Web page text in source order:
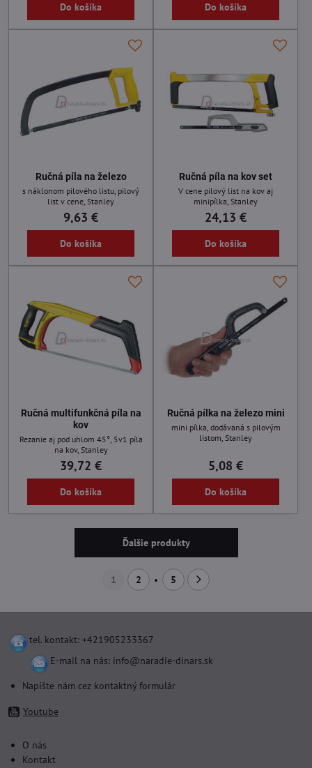
Do košíka Do košíka
Ručná píla na železo
s náklonom pilového listu, pilový
list v cene, Stanley
9,63 €
Do košíka
Ručná píla na kov set
V cene pilový list na kov aj
minipílka, Stanley
24,13 €
Do košíka
Ručná multifunkčná píla na
kov
Rezanie aj pod uhlom 45°, 5v1 píla
na kov, Stanley
39,72 €
Do košíka
Ručná pílka na železo mini
mini pílka, dodávaná s pilovým
listom, Stanley
5,08 €
Do košíka
Ďalšie produkty
1 2 5
tel. kontakt: +421905233367
E-mail na nás: info@naradie-dinars.sk
Napíšte nám cez kontaktný formulár
Youtube
O nás
Kontakt